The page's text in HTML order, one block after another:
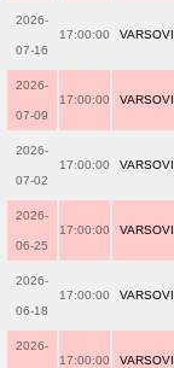
2026-
07-16
17:00:00
2026-
07-09
17:00:00
2026-
07-02
17:00:00
2026-
06-25
17:00:00
2026-
06-18
17:00:00
2026-
17:00:00